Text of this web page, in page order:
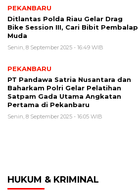
PEKANBARU
Ditlantas Polda Riau Gelar Drag
Bike Session III, Cari Bibit Pembalap
Muda
Senin, 8 September 2025 - 16:49 WIB
PEKANBARU
PT Pandawa Satria Nusantara dan
Baharkam Polri Gelar Pelatihan
Satpam Gada Utama Angkatan
Pertama di Pekanbaru
Senin, 8 September 2025 - 16:05 WIB
HUKUM & KRIMINAL